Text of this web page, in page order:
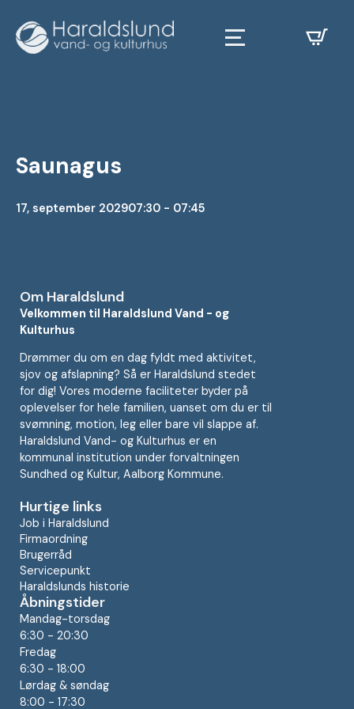
Saunagus
17, september 202907:30 - 07:45
Om Haraldslund
Velkommen til Haraldslund Vand - og
Kulturhus
Drømmer du om en dag fyldt med aktivitet,
sjov og afslapning? Så er Haraldslund stedet
for dig! Vores moderne faciliteter byder på
oplevelser for hele familien, uanset om du er til
svømning, motion, leg eller bare vil slappe af.
Haraldslund Vand- og Kulturhus er en
kommunal institution under forvaltningen
Sundhed og Kultur, Aalborg Kommune.
Hurtige links
Job i Haraldslund
Firmaordning
Brugerråd
Servicepunkt
Haraldslunds historie
Åbningstider
Mandag-torsdag
6:30 - 20:30
Fredag
6:30 - 18:00
Lørdag & søndag
8:00 - 17:30